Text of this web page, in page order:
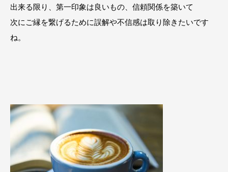
出来る限り、第一印象は良いもの、信頼関係を築いて
次にご縁を繋げるために誤解や不信感は取り除きたいです
ね。